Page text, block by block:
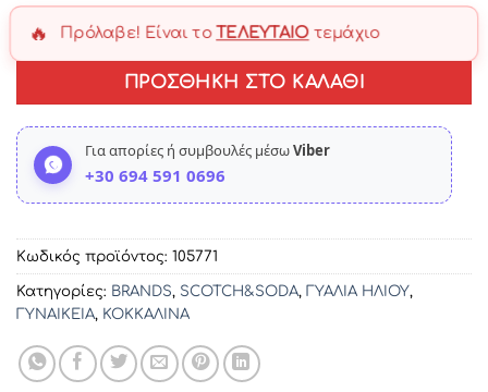
🔥 Πρόλαβε! Είναι τοΤΕΛΕΥΤΑΊΟτεμάχιο
ΠΡΟΣΘΉΚΗ ΣΤΟ ΚΑΛΆΘΙ
Για απορίες ή συμβουλές μέσωViber
+30 694 591 0696
Κωδικός προϊόντος: 105771
Κατηγορίες: BRANDS, SCOTCH&SODA, ΓΥΑΛΙΑ ΗΛΙΟΥ,
ΓΥΝΑΙΚΕΙΑ, ΚΟΚΚΑΛΙΝΑ